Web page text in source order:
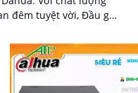
đêm tuyệt vời, Đầu ghi
kiện ánh sáng